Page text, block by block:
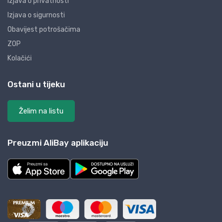
Izjava o sigurnosti
Obavijest potrošačima
ZOP
Kolačići
Ostani u tijeku
Želim na listu
Preuzmi AliBay aplikaciju